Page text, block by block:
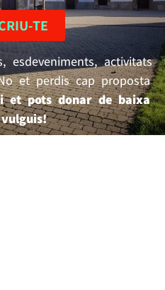
TE
esdeveniments, activitats
et perdis cap proposta
pots donar de baixa